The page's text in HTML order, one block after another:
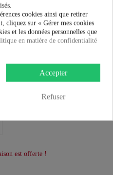
est offerte !
cookies ainsi que retirer
cliquez sur « Gérer mes cookies
et les données personnelles que
en matière de confidentialité
Accepter
Refuser